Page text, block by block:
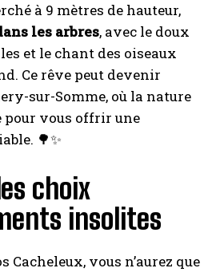
à 9 mètres de hauteur,
les arbres, avec le doux
et le chant des oiseaux
Ce rêve peut devenir
sur-Somme, où la nature
pour vous offrir une
🌳✨
choix
insolites
Cacheleux, vous n’aurez que